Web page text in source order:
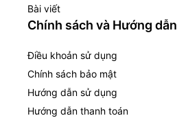
Bài viết
Chính sách và Hướng dẫn
Điều khoản sử dụng
Chính sách bảo mật
Hướng dẫn sử dụng
Hướng dẫn thanh toán